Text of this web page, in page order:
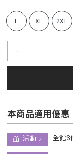
L XL 2XL
-
本商品適用優惠
活動
全館3